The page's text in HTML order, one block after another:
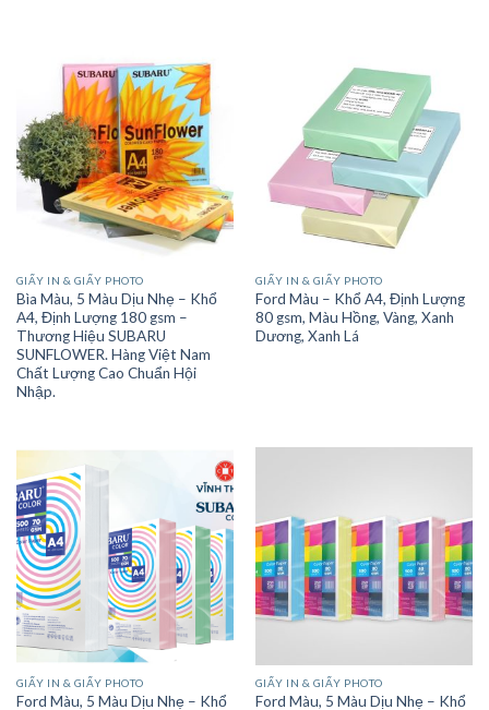
GIẤY IN & GIẤY PHOTO
Bìa Màu, 5 Màu Dịu Nhẹ – Khổ
A4, Định Lượng 180 gsm –
Thương Hiệu SUBARU
SUNFLOWER. Hàng Việt Nam
Chất Lượng Cao Chuẩn Hội
Nhập.
GIẤY IN & GIẤY PHOTO
Ford Màu – Khổ A4, Định Lượng
80 gsm, Màu Hồng, Vàng, Xanh
Dương, Xanh Lá
GIẤY IN & GIẤY PHOTO
Ford Màu, 5 Màu Dịu Nhẹ – Khổ
GIẤY IN & GIẤY PHOTO
Ford Màu, 5 Màu Dịu Nhẹ – Khổ